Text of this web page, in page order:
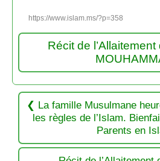
https://www.islam.ms/?p=358
Récit de
La famille Musulmane
les règles de l’Islam.
Parents en